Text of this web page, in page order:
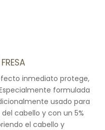
inmediato protege,
formulada
usado para
cabello y con un 5%
el cabello y